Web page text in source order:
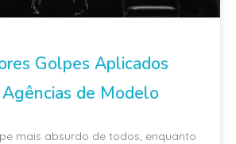
Golpes Aplicados
de Modelo
mais absurdo de todos, enquanto